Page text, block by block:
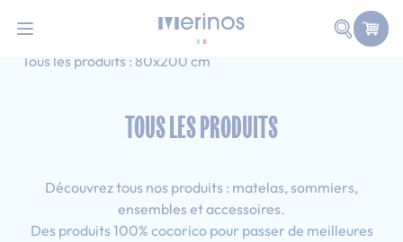
Faire
Accueil
Ado
Tous les produits : 80x200 cm
TOUS LES PRODUITS
Découvrez tous nos produits : matelas, sommiers,
ensembles et accessoires.
Des produits 100% cocorico pour passer de meilleures